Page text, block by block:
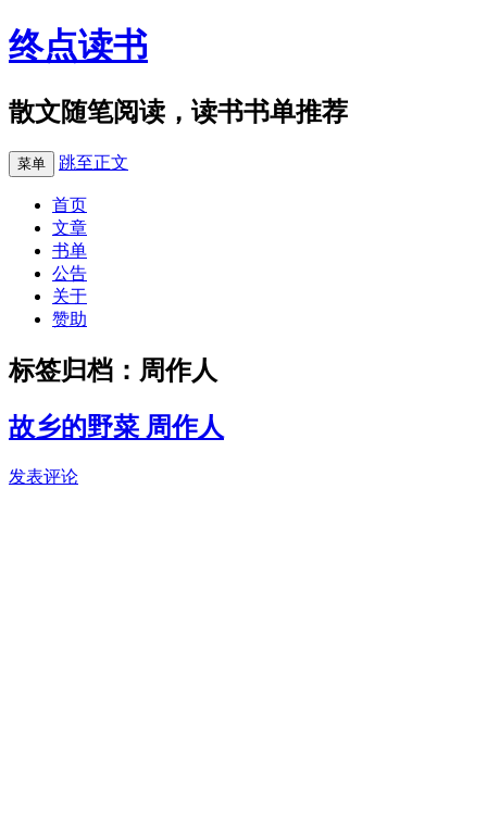
终点读书
散文随笔阅读，读书书单推荐
菜单 跳至正文
首页
文章
书单
公告
关于
赞助
标签归档： 周作人
故乡的野菜 周作人
发表评论